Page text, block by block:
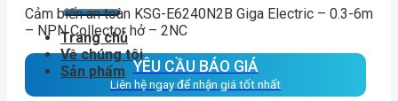
Trang chủ
Về chúng tôi
Sản phẩm
Cảm biến an toàn KSG-E6240N2B Giga Electric – 0.3-6m
– NPN Collector hở – 2NC
YÊU CẦU BÁO GIÁ
Liên hệ ngay để nhận giá tốt nhất